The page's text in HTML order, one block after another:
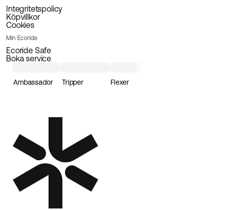
Integritetspolicy
Köpvillkor
Cookies
Min Ecoride
Ecoride Safe
Boka service
Ambassador Tripper Flexer